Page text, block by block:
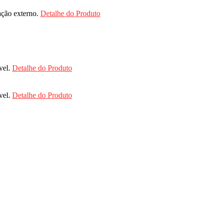
externo. Detalhe do Produto
Detalhe do Produto
Detalhe do Produto